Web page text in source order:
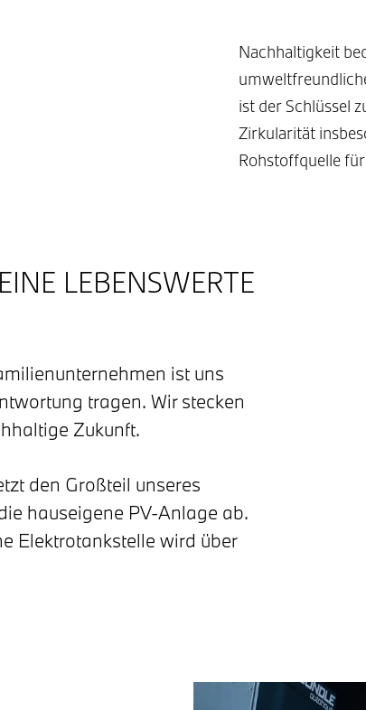
Nachhaltigkeit
ist der Schlüssel
Zirkularität
Rohstoffquelle
LEBENSWERTE
ist uns
tragen. Wir stecken
Zukunft.
den Großteil unseres
hauseigene PV-Anlage ab.
Elektrotankstelle wird über